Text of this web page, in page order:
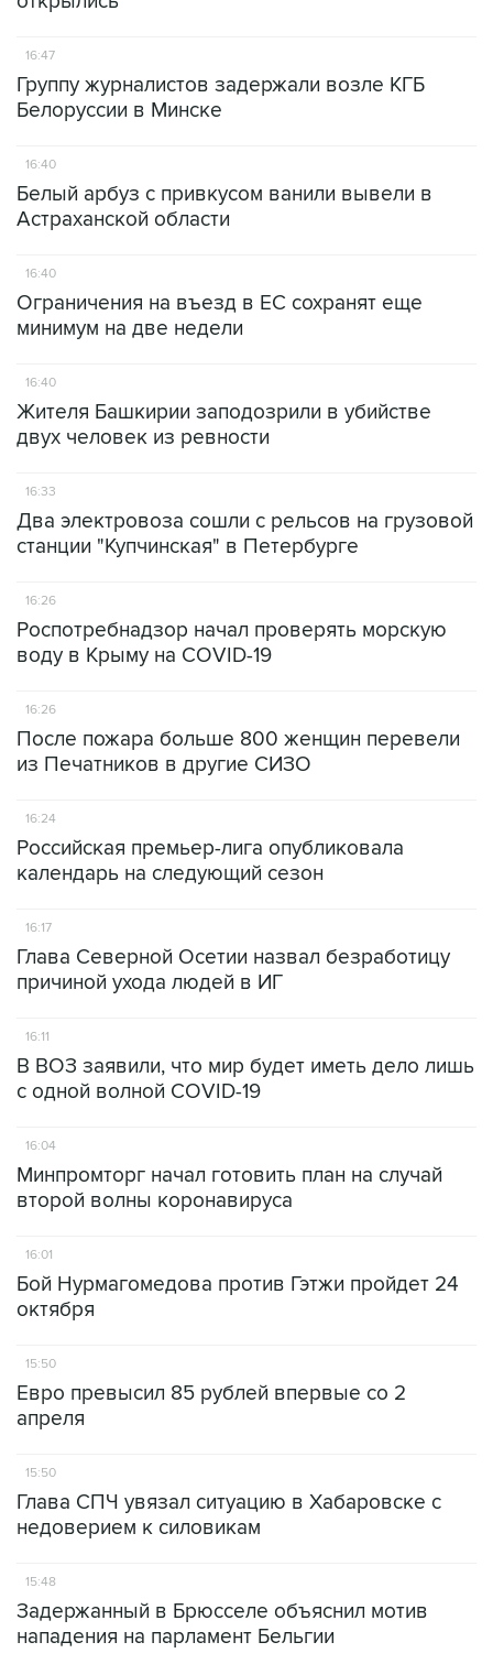
16:47
Группу журналистов задержали возле КГБ
Белоруссии в Минске
16:40
Белый арбуз с привкусом ванили вывели в
Астраханской области
16:40
Ограничения на въезд в ЕС сохранят еще
минимум на две недели
16:40
Жителя Башкирии заподозрили в убийстве
двух человек из ревности
16:33
Два электровоза сошли с рельсов на грузовой
станции "Купчинская" в Петербурге
16:26
Роспотребнадзор начал проверять морскую
воду в Крыму на COVID-19
16:26
После пожара больше 800 женщин перевели
из Печатников в другие СИЗО
16:24
Российская премьер-лига опубликовала
календарь на следующий сезон
16:17
Глава Северной Осетии назвал безработицу
причиной ухода людей в ИГ
16:11
В ВОЗ заявили, что мир будет иметь дело лишь
с одной волной COVID-19
16:04
Минпромторг начал готовить план на случай
второй волны коронавируса
16:01
Бой Нурмагомедова против Гэтжи пройдет 24
октября
15:50
Евро превысил 85 рублей впервые со 2
апреля
15:50
Глава СПЧ увязал ситуацию в Хабаровске с
недоверием к силовикам
15:48
Задержанный в Брюсселе объяснил мотив
нападения на парламент Бельгии